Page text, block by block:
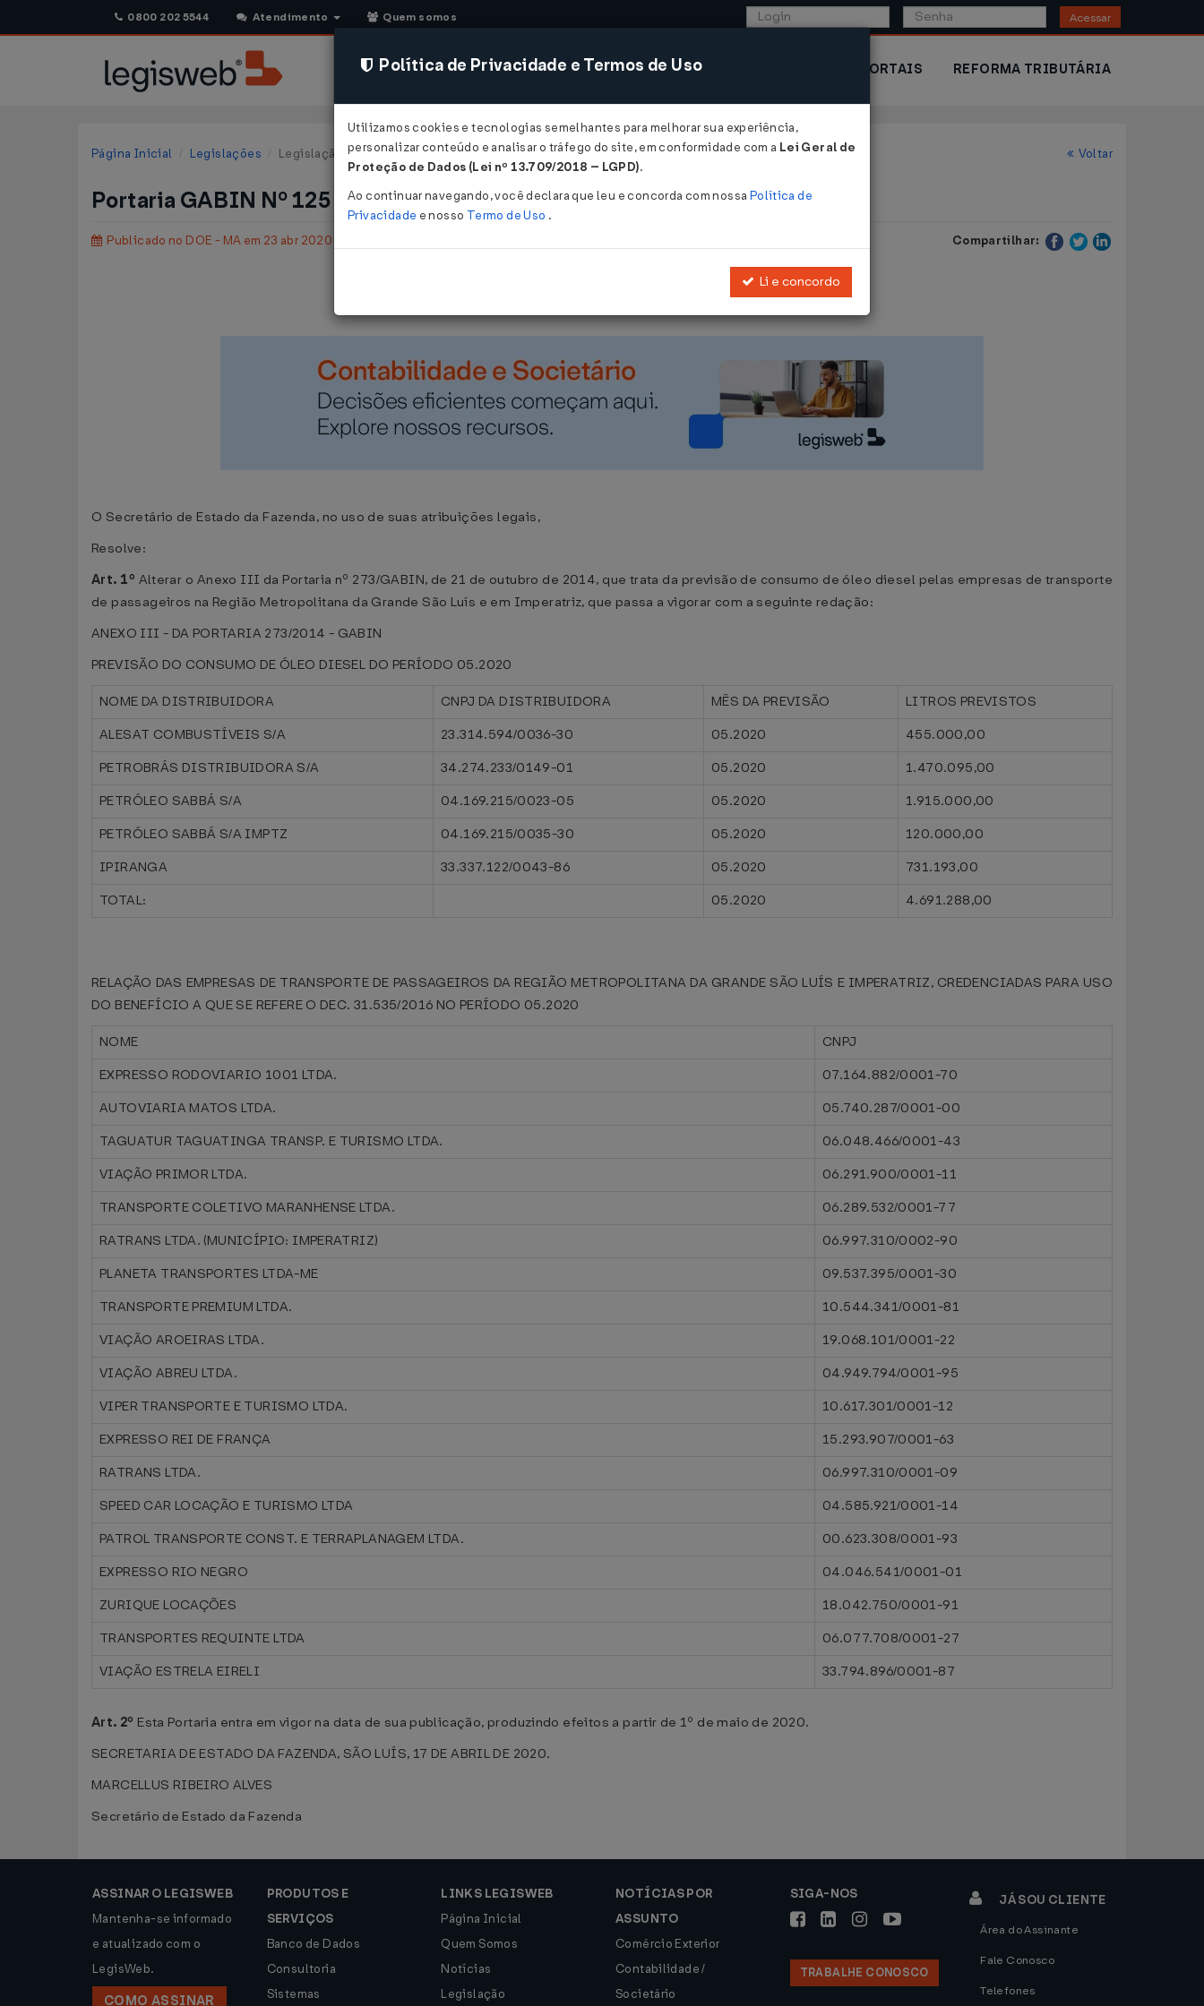
0800 202 5544 Atendimento Quem somos Acessar
CONSULTORIA SISTEMAS COMÉRCIO EXTERIOR PORTAIS REFORMA TRIBUTÁRIA
Página Inicial Legislações Legislação Estadual - Maranhão Voltar
Portaria GABIN Nº 125 DE 17/04/2020
Publicado no DOE - MA em 23 abr 2020 Compartilhar:
Altera o Anexo III da Portaria 273/2014 - GABIN.
O Secretário de Estado da Fazenda, no uso de suas atribuições legais,
Resolve:
Art. 1º Alterar o Anexo III da Portaria nº 273/GABIN, de 21 de outubro de 2014, que trata da previsão de consumo de óleo diesel pelas empresas de transporte
de passageiros na Região Metropolitana da Grande São Luís e em Imperatriz, que passa a vigorar com a seguinte redação:
ANEXO III - DA PORTARIA 273/2014 - GABIN
PREVISÃO DO CONSUMO DE ÓLEO DIESEL DO PERÍODO 05.2020
NOME DA DISTRIBUIDORA CNPJ DA DISTRIBUIDORA MÊS DA PREVISÃO
LITROS PREVISTOS
ALESAT COMBUSTÍVEIS S/A
23.314.594/0036-30 05.2020
455.000,00
PETROBRÁS DISTRIBUIDORA S/A
34.274.233/0149-01 05.2020
1.470.095,00
PETRÓLEO SABBÁ S/A
04.169.215/0023-05 05.2020
1.915.000,00
PETRÓLEO SABBÁ S/A IMPTZ
04.169.215/0035-30 05.2020
120.000,00
IPIRANGA
33.337.122/0043-86 05.2020
731.193,00
TOTAL:
05.2020 4.691.288,00
RELAÇÃO DAS EMPRESAS DE TRANSPORTE DE PASSAGEIROS DA REGIÃO METROPOLITANA DA GRANDE SÃO LUÍS E IMPERATRIZ, CREDENCIADAS PARA USO
DO BENEFÍCIO A QUE SE REFERE O DEC. 31.535/2016 NO PERÍODO 05.2020
NOME
CNPJ
EXPRESSO RODOVIARIO 1001 LTDA.
07.164.882/0001-70
AUTOVIARIA MATOS LTDA.
05.740.287/0001-00
TAGUATUR TAGUATINGA TRANSP. E TURISMO LTDA.
06.048.466/0001-43
VIAÇÃO PRIMOR LTDA.
06.291.900/0001-11
TRANSPORTE COLETIVO MARANHENSE LTDA.
06.289.532/0001-77
RATRANS LTDA. (MUNICÍPIO: IMPERATRIZ)
06.997.310/0002-90
PLANETA TRANSPORTES LTDA-ME
09.537.395/0001-30
TRANSPORTE PREMIUM LTDA.
10.544.341/0001-81
VIAÇÃO AROEIRAS LTDA.
19.068.101/0001-22
VIAÇÃO ABREU LTDA.
04.949.794/0001-95
VIPER TRANSPORTE E TURISMO LTDA.
10.617.301/0001-12
EXPRESSO REI DE FRANÇA
15.293.907/0001-63
RATRANS LTDA.
06.997.310/0001-09
SPEED CAR LOCAÇÃO E TURISMO LTDA
04.585.921/0001-14
PATROL TRANSPORTE CONST. E TERRAPLANAGEM LTDA.
00.623.308/0001-93
EXPRESSO RIO NEGRO
04.046.541/0001-01
ZURIQUE LOCAÇÕES
18.042.750/0001-91
TRANSPORTES REQUINTE LTDA
06.077.708/0001-27
VIAÇÃO ESTRELA EIRELI
33.794.896/0001-87
Art. 2º Esta Portaria entra em vigor na data de sua publicação, produzindo efeitos a partir de 1º de maio de 2020.
SECRETARIA DE ESTADO DA FAZENDA, SÃO LUÍS, 17 DE ABRIL DE 2020.
MARCELLUS RIBEIRO ALVES
Secretário de Estado da Fazenda
ASSINAR O LEGISWEB
Mantenha-se informado
e atualizado com o
LegisWeb.
COMO ASSINAR
PRODUTOS E
SERVIÇOS
Banco de Dados
Consultoria
Sistemas
LINKS LEGISWEB
Página Inicial
Quem Somos
Notícias
Legislação
NOTÍCIAS POR
ASSUNTO
Comércio Exterior
Contabilidade /
Societário
SIGA-NOS
TRABALHE CONOSCO
JÁ SOU CLIENTE
Área do Assinante
Fale Conosco
Telefones
Política de Privacidade e Termos de Uso
Utilizamos cookies e tecnologias semelhantes para melhorar sua experiência,
personalizar conteúdo e analisar o tráfego do site, em conformidade com a Lei Geral de
Proteção de Dados (Lei nº 13.709/2018 – LGPD).
Ao continuar navegando, você declara que leu e concorda com nossa Política de
Privacidade e nosso Termo de Uso .
Li e concordo